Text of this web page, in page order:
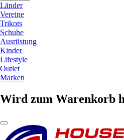
Länder
Vereine
Trikots
Schuhe
Ausrüstung
Kinder
Lifestyle
Outlet
Marken
Wird zum Warenkorb